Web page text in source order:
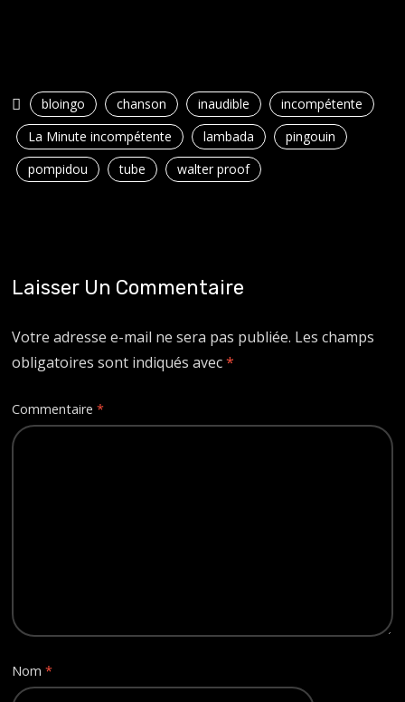
bloingo chanson inaudible
incompétente
La Minute incompétente
lambada
pingouin
pompidou
tube walter proof
Laisser Un Commentaire
Votre adresse e-mail ne sera pas publiée. Les champs
obligatoires sont indiqués avec*
Commentaire*
Nom*